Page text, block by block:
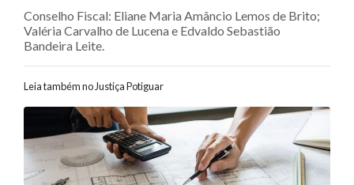
Conselho Fiscal: Eliane Maria Amâncio Lemos de Brito;
Valéria Carvalho de Lucena e Edvaldo Sebastião
Bandeira Leite.
Leia também no Justiça Potiguar
Navegação entre posts